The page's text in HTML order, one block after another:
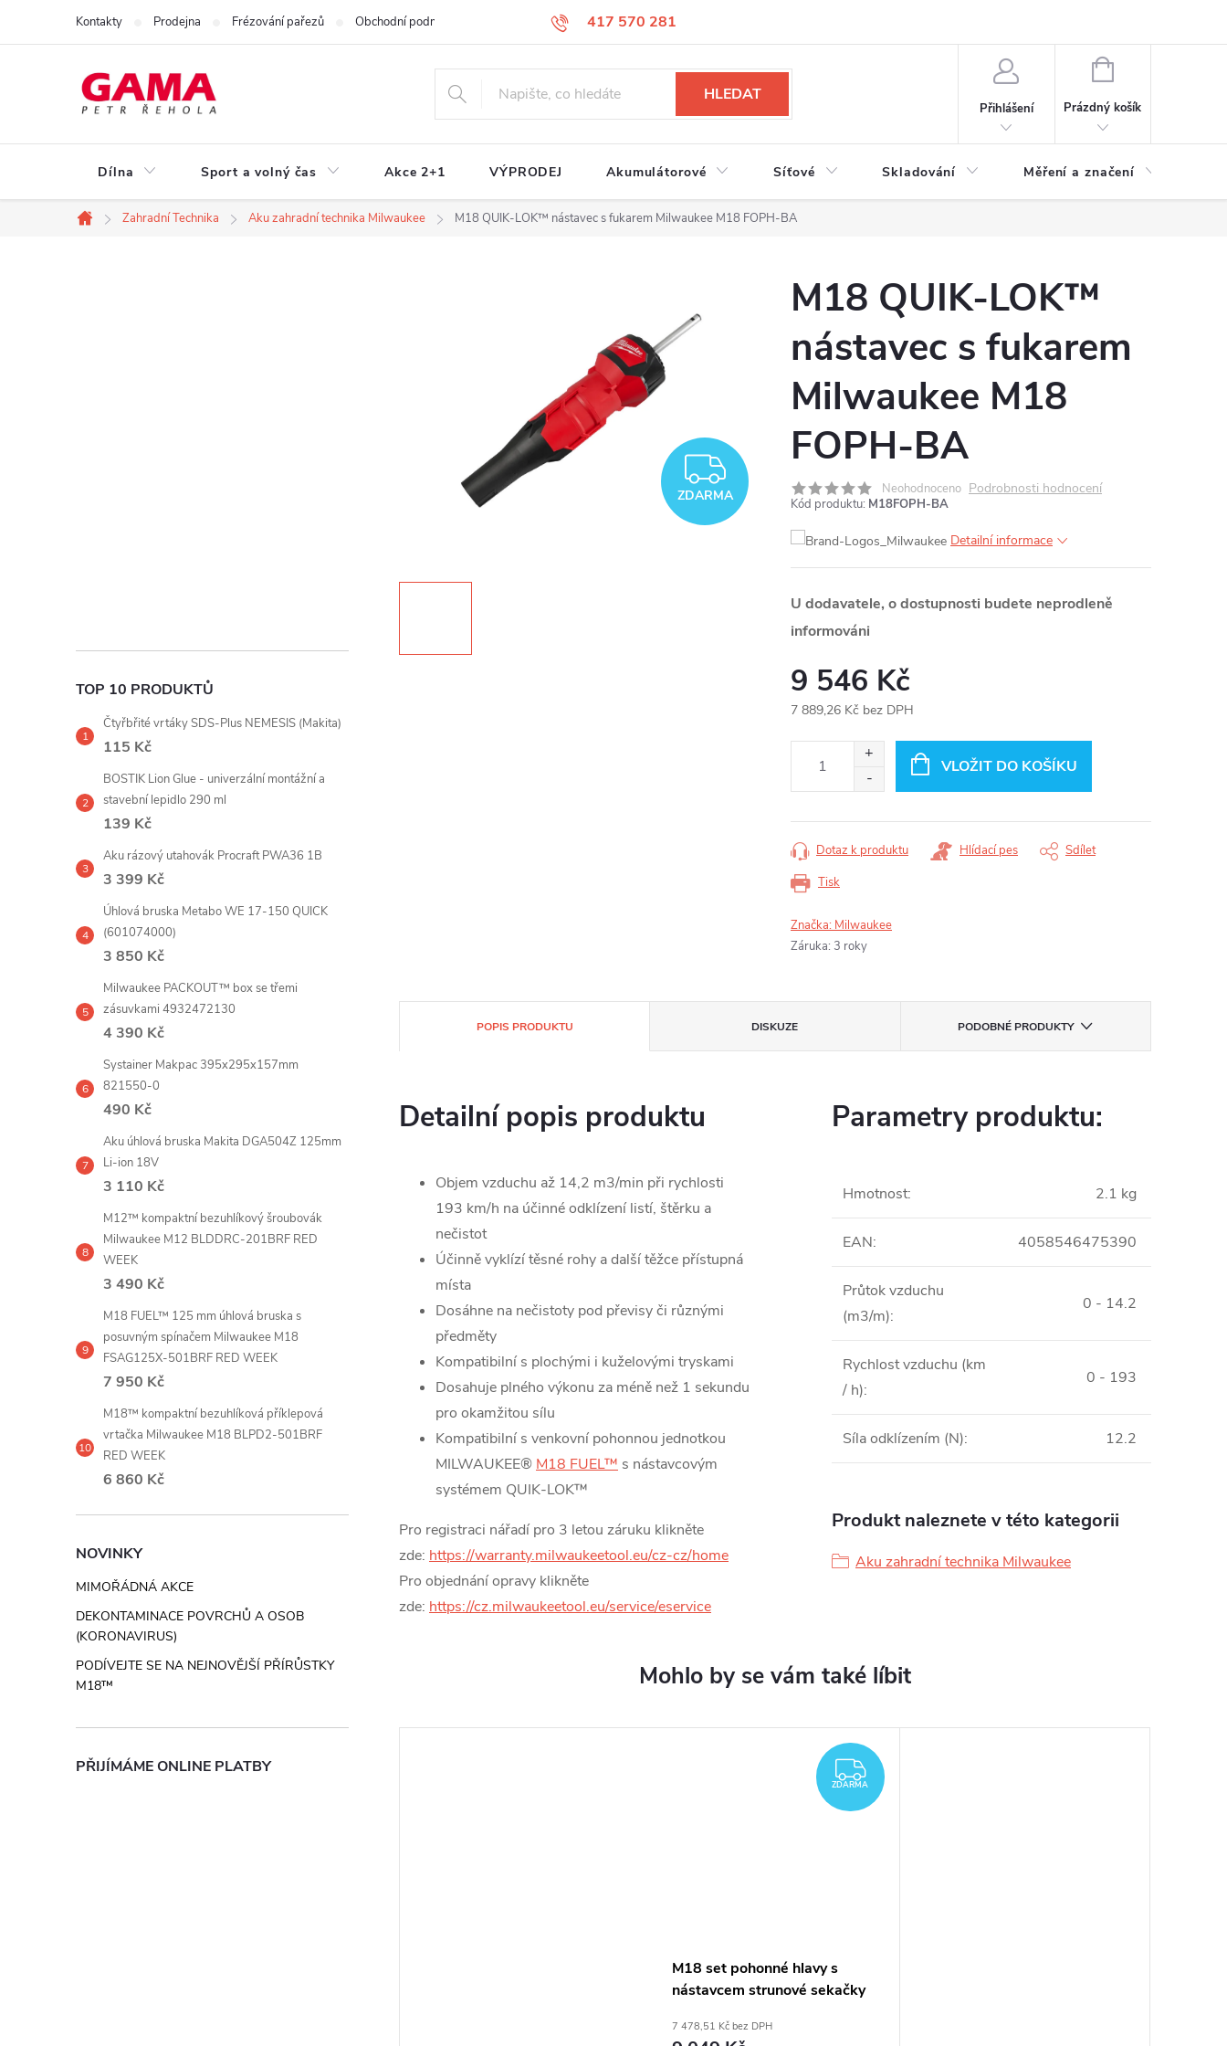
417 570 281
Kontakty Prodejna Frézování pařezů Obchodní podmínky Podmínky ochrany osobních údajů
HLEDAT
Přihlášení
NÁKUPNÍ
Prázdný košík
Dílna Sport a volný čas Akce 2+1 VÝPRODEJ Akumulátorové Síťové Skladování Měření a značení
Domů
Zahradní Technika Aku zahradní technika Milwaukee M18 QUIK-LOK™ nástavec s fukarem Milwaukee M18 FOPH-BA
í
p
a
n
l
TOP 10 PRODUKTŮ
Čtyřbřité vrtáky SDS-Plus NEMESIS (Makita)
115 Kč
BOSTIK Lion Glue - univerzální montážní a
stavební lepidlo 290 ml
139 Kč
Aku rázový utahovák Procraft PWA36 1B
3 399 Kč
Úhlová bruska Metabo WE 17-150 QUICK
(601074000)
3 850 Kč
Milwaukee PACKOUT™ box se třemi
zásuvkami 4932472130
4 390 Kč
Systainer Makpac 395x295x157mm
821550-0
490 Kč
Aku úhlová bruska Makita DGA504Z 125mm
Li-ion 18V
3 110 Kč
M12™ kompaktní bezuhlíkový šroubovák
Milwaukee M12 BLDDRC-201BRF RED
WEEK
3 490 Kč
M18 FUEL™ 125 mm úhlová bruska s
posuvným spínačem Milwaukee M18
FSAG125X-501BRF RED WEEK
7 950 Kč
M18™ kompaktní bezuhlíková příklepová
vrtačka Milwaukee M18 BLPD2-501BRF
RED WEEK
6 860 Kč
NOVINKY
MIMOŘÁDNÁ AKCE
DEKONTAMINACE POVRCHŮ A OSOB
(KORONAVIRUS)
PODÍVEJTE SE NA NEJNOVĚJŠÍ PŘÍRŮSTKY
M18™
PŘIJÍMÁME ONLINE PLATBY
ZDARMA
ZDARMA
M18 QUIK-LOK™
nástavec s fukarem
Milwaukee M18
FOPH-BA
Neohodnoceno Podrobnosti hodnocení
Kód produktu: M18FOPH-BA
Detailní informace
U dodavatele, o dostupnosti budete neprodleně
informováni
9 546 Kč
7 889,26 Kč bez DPH
VLOŽIT DO KOŠÍKU
Tisk
Dotaz k produktu Hlídací pes Sdílet
Značka: Milwaukee
Záruka: 3 roky
POPIS PRODUKTU DISKUZE PODOBNÉ PRODUKTY
Detailní popis produktu
Objem vzduchu až 14,2 m3/min při rychlosti
193 km/h na účinné odklízení listí, štěrku a
nečistot
Účinně vyklízí těsné rohy a další těžce přístupná
místa
Dosáhne na nečistoty pod převisy či různými
předměty
Kompatibilní s plochými i kuželovými tryskami
Dosahuje plného výkonu za méně než 1 sekundu
pro okamžitou sílu
Kompatibilní s venkovní pohonnou jednotkou
MILWAUKEE® M18 FUEL™ s nástavcovým
systémem QUIK-LOK™
Pro registraci nářadí pro 3 letou záruku klikněte
zde: https://warranty.milwaukeetool.eu/cz-cz/home
Pro objednání opravy klikněte
zde: https://cz.milwaukeetool.eu/service/eservice
Parametry produktu:
Hmotnost: 2.1 kg
EAN: 4058546475390
Průtok vzduchu
(m3/m):
0 - 14.2
Rychlost vzduchu (km
/ h):
0 - 193
Síla odklízením (N): 12.2
Produkt naleznete v této kategorii
Aku zahradní technika Milwaukee
ZDARMA
ZDARMA
M18 set pohonné hlavy s
nástavcem strunové sekačky
FOPHLTKIT-0
7 478,51 Kč bez DPH